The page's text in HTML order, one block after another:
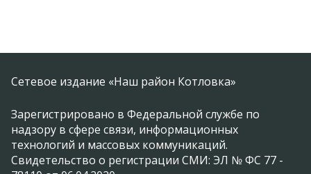
Сетевое издание «Наш район Котловка»
Зарегистрировано в Федеральной службе по
надзору в сфере связи, информационных
технологий и массовых коммуникаций.
Свидетельство о регистрации СМИ: ЭЛ № ФС 77 -